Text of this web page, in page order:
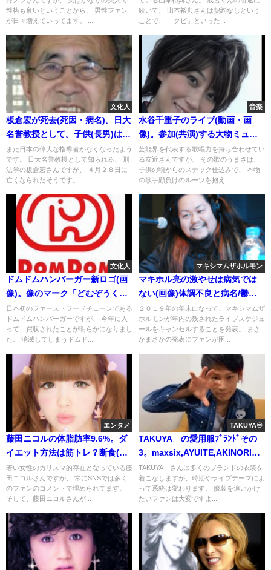
性格も良いということから、 男性ファン
が日々増えていってます。 ...
身)
続いて、 山本裕典さんは契約なしという
ことで、 「クビ」といった...
文化人
板倉宏が死去(死因・病名)。日大
名誉教授として。子供(長男)は板
倉宏昭(画像)
また日本の偉大な指導者がなくなったよう
です。 日大名誉教授として知られる、 刑
法学の板倉宏さんですが、 ４月２８日に
亡くなられたそうです。 ...
音楽
水谷千重子のライブ(動画・画
像)。参加(共演)する大物ミュー
ジシャンたち(歌手)。Chage＆千
重子のYAH YAH YAH。セットリ
ストは？
芸能界を代表する歌唱力を持ち合わせてい
る友近さんですが、 その歌のうまさは、
子供の頃からのスナック仕込みで、 本物
の歌手顔負けのルーツを抱え...
文化人
ドムドムハンバーガー新ロゴ(画
像)。像のマーク「どむぞうく
ん」は消えない！店舗の場所
は？
日本初のファーストフードチェーンである
ドムドムハンバーガーですが、 今年に入
って、買収されたことが明らかになりまし
た。 消滅してしまうドムド...
マキシマムザホルモン
マキホル亮の激やせは病気では
ない(画像)体調不良と病名/鬱は
ｶﾞｾ?
２０１９年の年末になって、マキシマムザ
ホルモンが年内の残されたライブスケジュ
ールをキャンセルすることを発表。 まさ
かまさかの発表にファンが困...
エンタメ
藤田ニコルの体脂肪率9.6%。ダ
イエット方法は筋トレ？断食(食
事制限)？すっぴんをテレビで披
露した画像(動画)
若い女性のカリスマ的存在となっている藤
田ニコルさんですが、 常にSNSでは多く
のファンのコメントで埋められてます。
そして、藤田ニコルさんが...
TAKUYA♾️
TAKUYA∞の愛用服ﾌﾞﾗﾝﾄﾞその
3。maxsix,AYUITE,AKINORI
YOKOZAWA
TAKUYA∞さんは多くのブランドの衣装を
着こなしますが、時期やライブテーマによ
って系統は変わります。 服装を追いかけ
たいファンは大変ですよ...